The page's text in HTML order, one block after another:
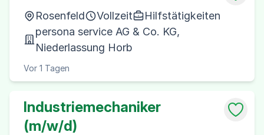
Rosenfeld Vollzeit
Hilfstätigkeiten
persona service AG & Co. KG,
Niederlassung Horb
Vor 1 Tagen
Industriemechaniker
(m/w/d)